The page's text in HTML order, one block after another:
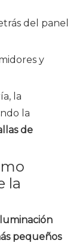
del panel
y
la
la
de
la
pequeños